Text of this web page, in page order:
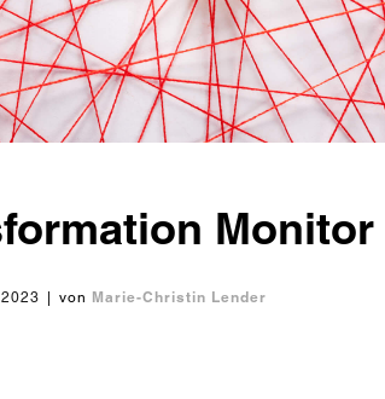
Monitor
| von Marie-Christin Lender